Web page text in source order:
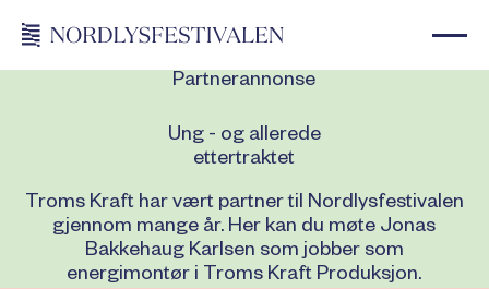
Partnerannonse
Ung - og allerede
ettertraktet
Troms Kraft har vært partner til Nordlysfestivalen
gjennom mange år. Her kan du møte Jonas
Bakkehaug Karlsen som jobber som
energimontør i Troms Kraft Produksjon.